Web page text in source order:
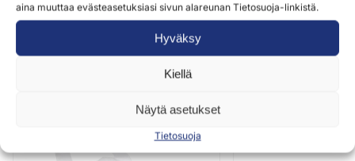
aina muuttaa evästeasetuksiasi sivun alareunan Tietosuoja-linkistä.
Hyväksy
Kiellä
Näytä asetukset
Tietosuoja
Samankaltaisia tuotteita